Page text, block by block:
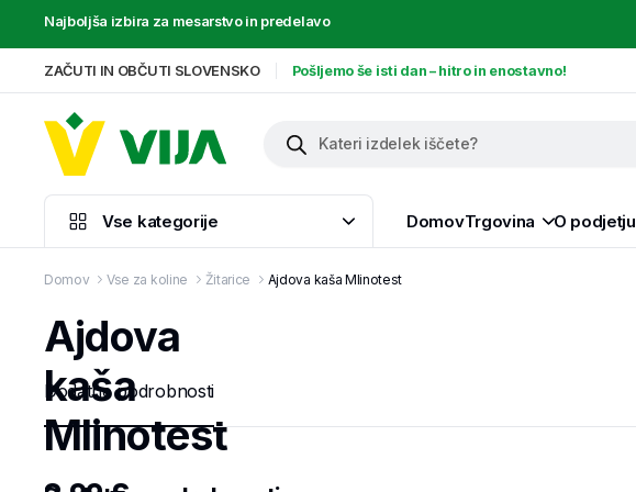
Najboljša izbira za mesarstvo in predelavo
ZAČUTI IN OBČUTI SLOVENSKO Pošljemo še isti dan – hitro in enostavno!
Vse kategorije DomovTrgovina O podjetju
Domov Vse za koline Žitarice Ajdova kaša Mlinotest
Ajdova
kaša
Mlinotest
Dodatne podrobnosti